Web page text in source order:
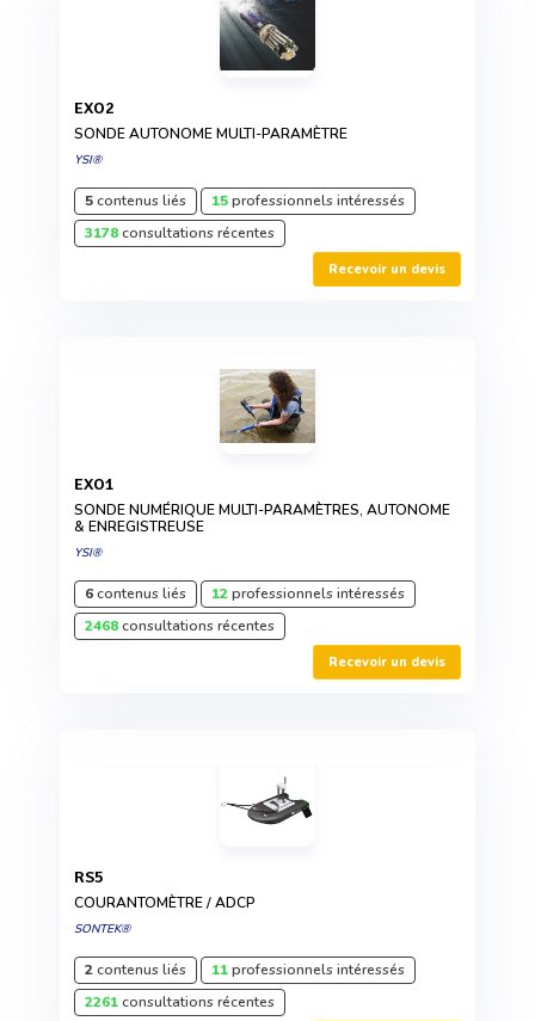
EXO2
SONDE AUTONOME MULTI-PARAMÈTRE
YSI®
5contenus liés 15professionnels intéressés
3178consultations récentes
Recevoir un devis
EXO1
SONDE NUMÉRIQUE MULTI-PARAMÈTRES, AUTONOME
& ENREGISTREUSE
YSI®
6contenus liés 12professionnels intéressés
2468consultations récentes
Recevoir un devis
RS5
COURANTOMÈTRE / ADCP
SONTEK®
2contenus liés 11professionnels intéressés
2261consultations récentes